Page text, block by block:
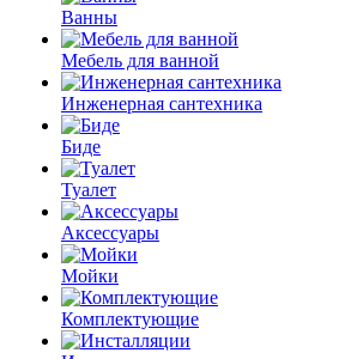
Ванны
Мебель для ванной
Инженерная сантехника
Биде
Туалет
Аксессуары
Мойки
Комплектующие